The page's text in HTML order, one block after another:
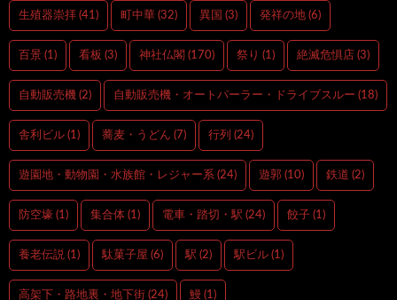
生殖器崇拝 (41) 町中華 (32) 異国 (3) 発祥の地 (6)
百景 (1) 看板 (3) 神社仏閣 (170) 祭り (1) 絶滅危惧店 (3)
自動販売機 (2) 自動販売機・オートパーラー・ドライブスルー (18)
舎利ビル (1) 蕎麦・うどん (7) 行列 (24)
遊園地・動物園・水族館・レジャー系 (24) 遊郭 (10) 鉄道 (2)
防空壕 (1) 集合体 (1) 電車・踏切・駅 (24) 餃子 (1)
養老伝説 (1) 駄菓子屋 (6) 駅 (2) 駅ビル (1)
高架下・路地裏・地下街 (24) 鰻 (1)